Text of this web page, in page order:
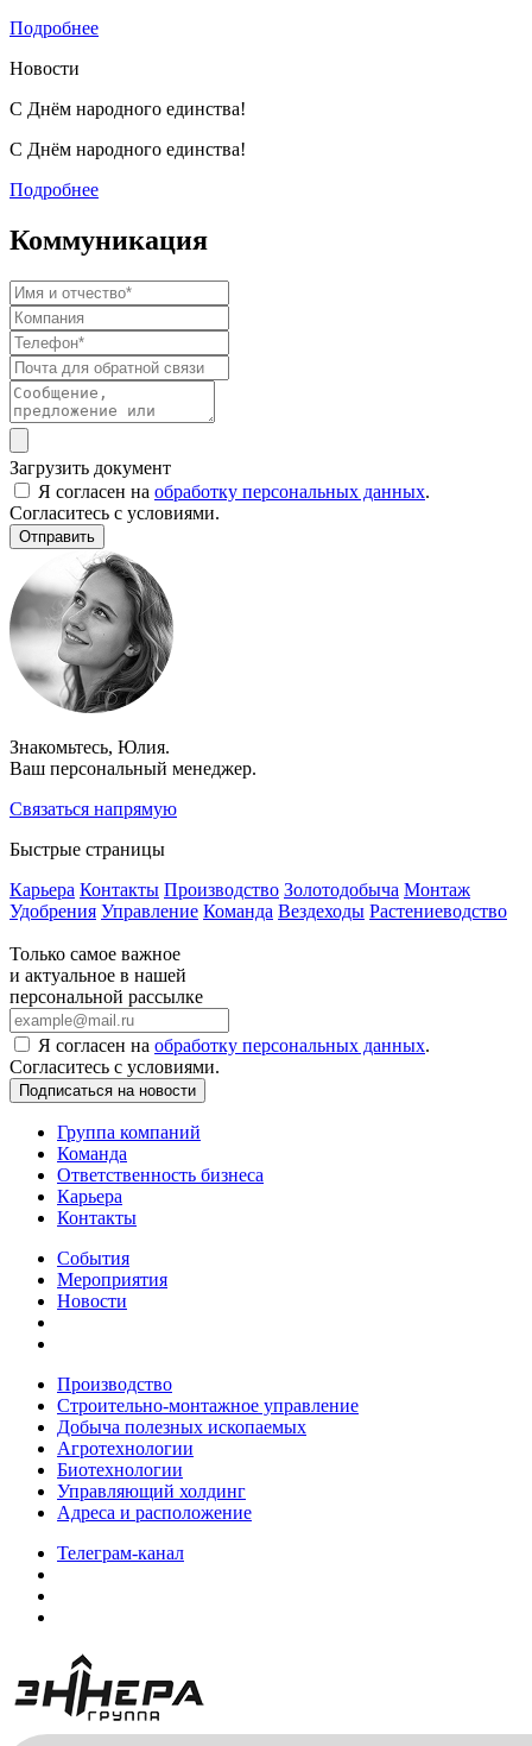
Подробнее
Новости
С Днём народного единства!
С Днём народного единства!
Подробнее
Коммуникация
Загрузить документ
Я согласен на обработку персональных данных.
Согласитесь с условиями.
Отправить
Знакомьтесь, Юлия.
Ваш персональный менеджер.
Связаться напрямую
Быстрые страницы
Карьера Контакты Производство Золотодобыча Монтаж
Удобрения Управление Команда Вездеходы Растениеводство
Только самое важное
и актуальное в нашей
персональной рассылке
Я согласен на обработку персональных данных.
Согласитесь с условиями.
Подписаться на новости
Группа компаний
Команда
Ответственность бизнеса
Карьера
Контакты
События
Мероприятия
Новости
Производство
Строительно-монтажное управление
Добыча полезных ископаемых
Агротехнологии
Биотехнологии
Управляющий холдинг
Адреса и расположение
Телеграм-канал